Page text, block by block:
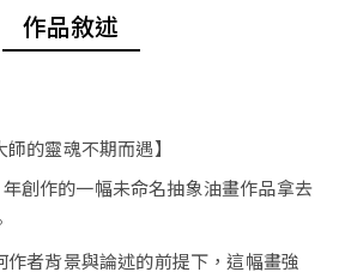
作品敘述
師的靈魂不期而遇】
創作的一幅未命名抽象油畫作品拿去
作者背景與論述的前提下，這幅畫強